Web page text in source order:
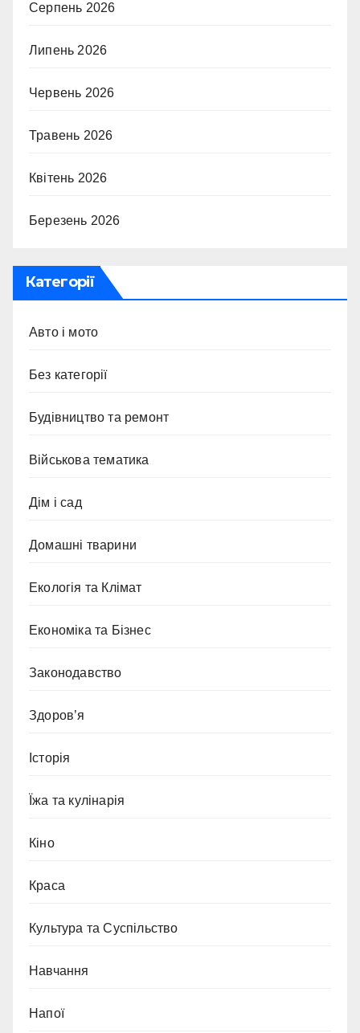
Серпень 2026
Липень 2026
Червень 2026
Травень 2026
Квітень 2026
Березень 2026
Категорії
Авто і мото
Без категорії
Будівництво та ремонт
Військова тематика
Дім і сад
Домашні тварини
Екологія та Клімат
Економіка та Бізнес
Законодавство
Здоров’я
Історія
Їжа та кулінарія
Кіно
Краса
Культура та Суспільство
Навчання
Напої